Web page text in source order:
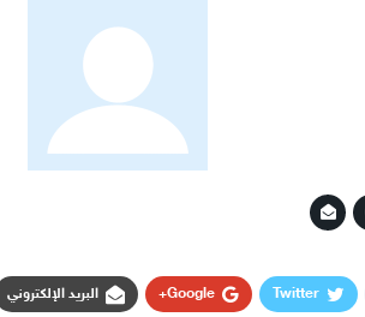
Twitter
Google+ البريد الإلكتروني